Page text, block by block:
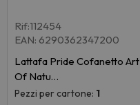
Rif:112454
EAN: 6290362347200
Lattafa Pride Cofanetto Art
Of Natu…
Pezzi per cartone: 1